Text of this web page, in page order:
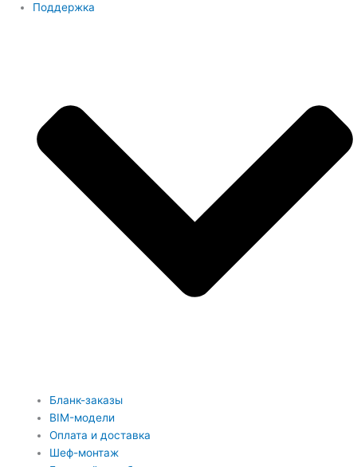
Поддержка
Бланк-заказы
BIM-модели
Оплата и доставка
Шеф-монтаж